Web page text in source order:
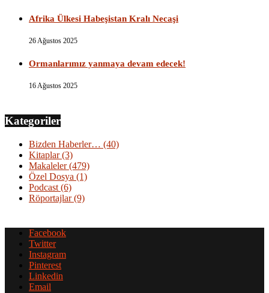
Afrika Ülkesi Habeşistan Kralı Necaşi
26 Ağustos 2025
Ormanlarımız yanmaya devam edecek!
16 Ağustos 2025
Kategoriler
Bizden Haberler… (40)
Kitaplar(3)
Makaleler(479)
Özel Dosya (1)
Podcast (6)
Röportajlar(9)
Facebook
Twitter
Instagram
Pinterest
Linkedin
Email